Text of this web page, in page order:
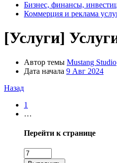
Бизнес, финансы,
Коммерция и реклама
[Услуги]
Автор темы Mustang Studio
Дата начала 9 Авг 2024
Назад
1
…
Перейти к странице